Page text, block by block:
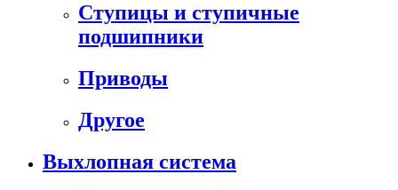
Ступицы и ступичные
подшипники
Приводы
Другое
Выхлопная система